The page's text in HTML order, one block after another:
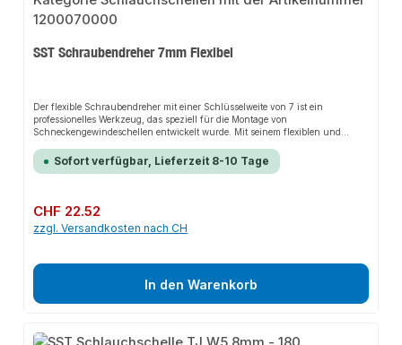
SST Schraubendreher 7mm Flexibel
Der flexible Schraubendreher mit einer Schlüsselweite von 7 ist ein
professionelles Werkzeug, das speziell für die Montage von
Schneckengewindeschellen entwickelt wurde. Mit seinem flexiblen und
mühelose Montage, ermöglicht ein reibungsloses Arbeiten und vermeidet
dabei die Notwendigkeit, umliegende Anbauteile zu demontieren. Dieses
Montagearbeiten macht.
Sofort verfügbar, Lieferzeit 8-10 Tage
Regulärer Preis:
CHF 22.52
zzgl. Versandkosten nach CH
In den Warenkorb